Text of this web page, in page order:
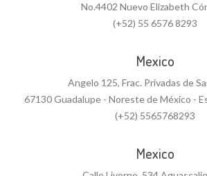
No.4402 Nuevo Elizabeth
(+52) 55 6576 8293
Mexico
Angelo 125, Frac. Privadas de
67130 Guadalupe - Noreste de México -
(+52) 5565768293
Mexico